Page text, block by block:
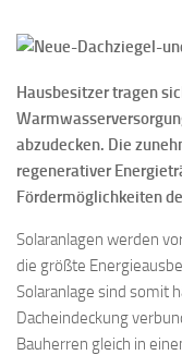
Hausbesitzer tragen
abzudecken. Die
regenerativer
Fördermöglichkeiten
Solaranlagen werden
die größte
Solaranlage sind somit
Dacheindeckung
Bauherren gleich in